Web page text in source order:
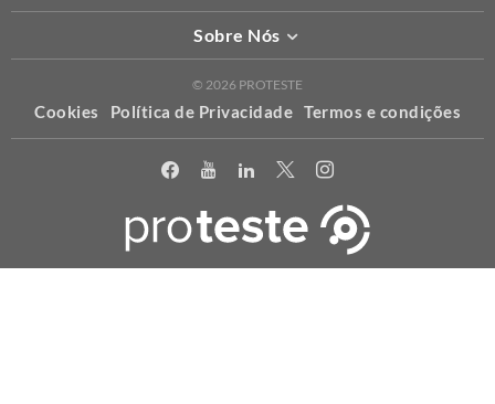
Sobre Nós
© 2026 PROTESTE
Cookies Política de Privacidade Termos e condições